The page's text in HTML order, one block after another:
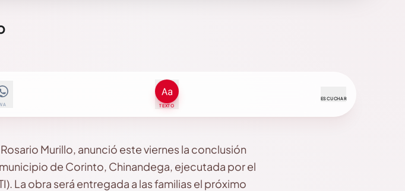
TEXTO
ESCUCHAR
Murillo, anunció este viernes la conclusión
de Corinto, Chinandega, ejecutada por el
La obra será entregada a las familias el próximo